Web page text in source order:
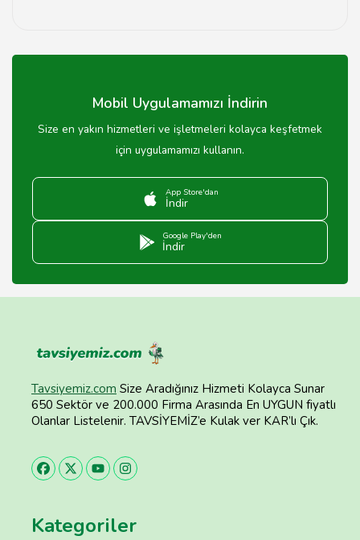
dersleri verilmektedir. Hem çocuklar hem de yetişkinler
Mobil Uygulamamızı İndirin
Size en yakın hizmetleri ve işletmeleri kolayca keşfetmek
için uygulamamızı kullanın.
App Store'dan
İndir
Google Play'den
İndir
Tavsiyemiz.com Size Aradığınız Hizmeti Kolayca Sunar
650 Sektör ve 200.000 Firma Arasında En UYGUN fiyatlı
Olanlar Listelenir. TAVSİYEMİZ’e Kulak ver KAR’lı Çık.
Kategoriler